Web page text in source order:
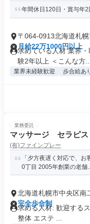
年間休日120日・賞与年
〒064-0913北海道札
月給22万1000円以上
求めている人材 業界
験2年以上 ＜こんな方...
業界未経験歓迎 歩合給あ
業務委託
マッサージ セラピ
(有)ファインプレー
「夕方夜遅く対応で、
0丁目 2005年創業の老舗
北海道札幌市中央区南
完全歩合制
求める人材: 歓迎する
整体 エステ ...